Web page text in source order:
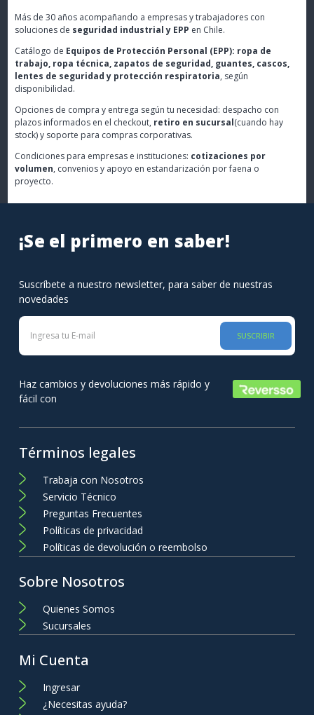
Más de 30 años acompañando a empresas y trabajadores con
soluciones de seguridad industrial y EPP en Chile.
Catálogo de Equipos de Protección Personal (EPP): ropa de
trabajo, ropa técnica, zapatos de seguridad, guantes, cascos,
lentes de seguridad y protección respiratoria, según
disponibilidad.
Opciones de compra y entrega según tu necesidad: despacho con
plazos informados en el checkout, retiro en sucursal(cuando hay
stock) y soporte para compras corporativas.
Condiciones para empresas e instituciones: cotizaciones por
volumen, convenios y apoyo en estandarización por faena o
proyecto.
¡Se el primero en saber!
Suscríbete a nuestro newsletter, para saber de nuestras
novedades
SUSCRIBIR
Haz cambios y devoluciones más rápido y
fácil con
Términos legales
Trabaja con Nosotros
Servicio Técnico
Preguntas Frecuentes
Políticas de privacidad
Políticas de devolución o reembolso
Sobre Nosotros
Quienes Somos
Sucursales
Mi Cuenta
Ingresar
¿Necesitas ayuda?